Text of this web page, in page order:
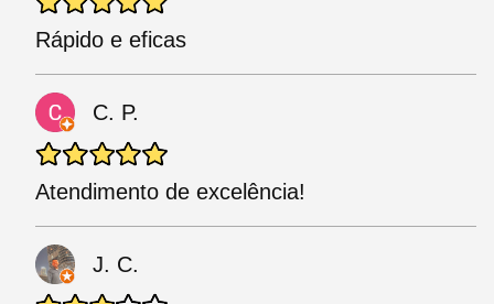
Rápido e eficas
C. P.
Atendimento de excelência!
J. C.